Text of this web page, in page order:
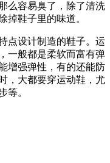
么容易臭了，除了清洗
掉鞋子里的味道。
点设计制造的鞋子。运
一般都是柔软而富有弹
增强弹性，有的还能防
，大都要穿运动鞋，尤
等。